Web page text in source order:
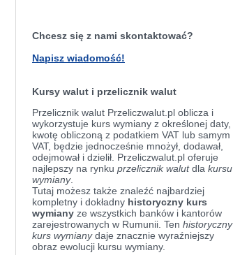
Chcesz się z nami skontaktować?
Napisz wiadomość!
Kursy walut i przelicznik walut
Przelicznik walut Przeliczwalut.pl oblicza i
wykorzystuje kurs wymiany z określonej daty,
kwotę obliczoną z podatkiem VAT lub samym
VAT, będzie jednocześnie mnożył, dodawał,
odejmował i dzielił. Przeliczwalut.pl oferuje
najlepszy na rynku przelicznik walutdla kursu
wymiany.
Tutaj możesz także znaleźć najbardziej
kompletny i dokładny historyczny kurs
wymiany ze wszystkich banków i kantorów
zarejestrowanych w Rumunii. Ten historyczny
kurs wymianydaje znacznie wyraźniejszy
obraz ewolucji kursu wymiany.